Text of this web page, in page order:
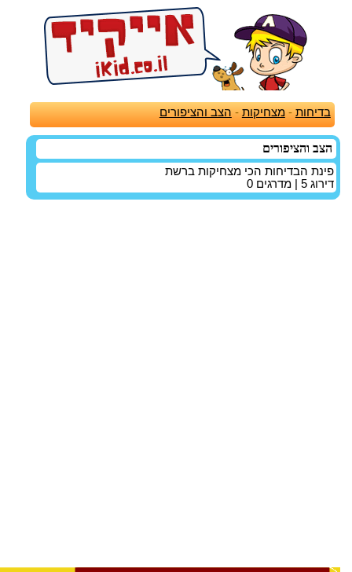
בדיחות -מצחיקות - הצב והציפורים
הצב והציפורים
פינת הבדיחות הכי מצחיקות ברשת
דירוג 5 | מדרגים 0